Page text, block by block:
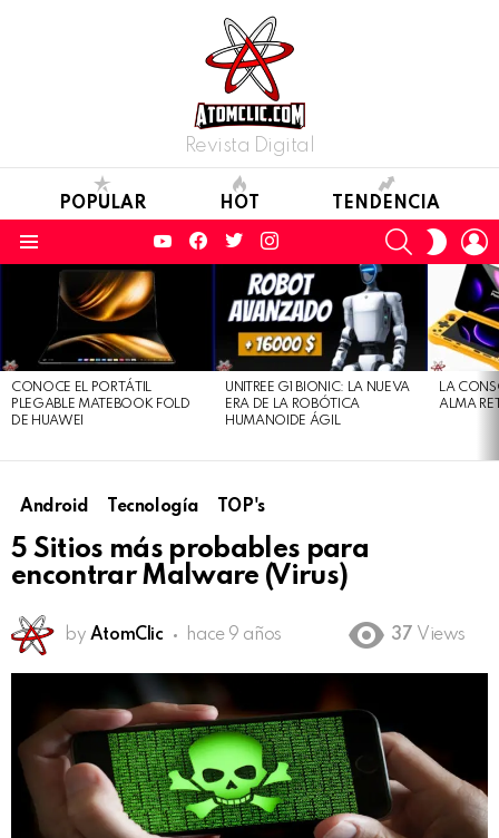
Revista Digital
POPULAR HOT TENDENCIA
YouTubeFacebook
TwitterInstagram SEARCH
SKIN
STORIES
CONOCE EL PORTÁTIL
PLEGABLE MATEBOOK FOLD
DE HUAWEI
UNITREE G1 BIONIC: LA NUEVA
ERA DE LA ROBÓTICA
HUMANOIDE ÁGIL
LA
ALMA
Android Tecnología TOP's
5 Sitios más probables para
encontrar Malware (Virus)
by AtomClic hace 9 años 37 Views